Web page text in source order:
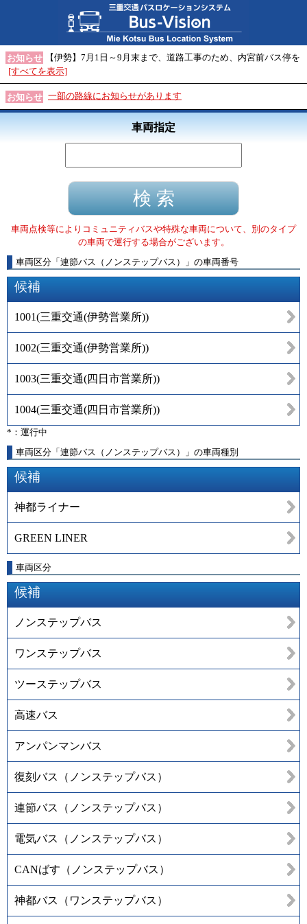
お知らせ
【伊勢】7月1日～9月末まで、道路工事のため、内宮前バス停を
[すべてを表示]
お知らせ 一部の路線にお知らせがあります
車両指定
車両点検等によりコミュニティバスや特殊な車両について、別のタイプ
の車両で運行する場合がございます。
車両区分 「 連節バス（ノンステップバス） 」 の車両番号
候補
1001(三重交通(伊勢営業所))
1002(三重交通(伊勢営業所))
1003(三重交通(四日市営業所))
1004(三重交通(四日市営業所))
*：運行中
車両区分「連節バス（ノンステップバス）」の車両種別
候補
神都ライナー
GREEN LINER
車両区分
候補
ノンステップバス
ワンステップバス
ツーステップバス
高速バス
アンパンマンバス
復刻バス（ノンステップバス）
連節バス（ノンステップバス）
電気バス（ノンステップバス）
CANばす（ノンステップバス）
神都バス（ワンステップバス）